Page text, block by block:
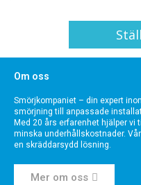
Om oss
Smörjkompaniet – din expert
smörjning till anpassade
Med 20 års erfarenhet hjälper vi
minska underhållskostnader.
en skräddarsydd lösning.
Mer om oss